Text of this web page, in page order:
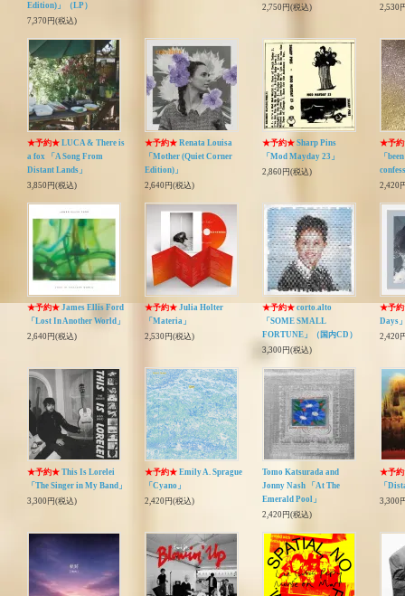
Edition)」（LP）
7,370円(税込)
2,750円(税込)
2,530
★予約★ LUCA & There is
a fox 「A Song From
Distant Lands」
3,850円(税込)
★予約★ Renata Louisa
「Mother (Quiet Corner
Edition)」
2,640円(税込)
★予約★ Sharp Pins
「Mod Mayday 23」
2,860円(税込)
★予
「
2,420
★予約★ James Ellis Ford
「Lost In Another World」
2,640円(税込)
★予約★ Julia Holter
「Materia」
2,530円(税込)
★予約★ corto.alto
「SOME SMALL
FORTUNE」（国内CD）
3,300円(税込)
★予
Days
2,420
★予約★ This Is Lorelei
「The Singer in My Band」
3,300円(税込)
★予約★ Emily A. Sprague
「Cyano」
2,420円(税込)
Tomo Katsurada and
Jonny Nash 「At The
Emerald Pool」
2,420円(税込)
★予
「
3,300